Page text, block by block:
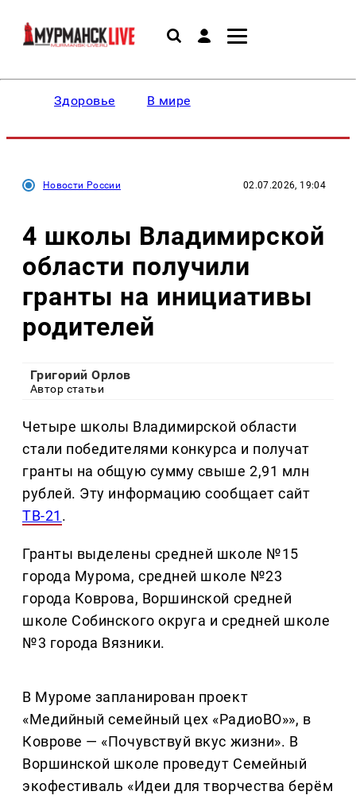
Здоровье В мире
Новости России 02.07.2026, 19:04
4 школы Владимирской
области получили
гранты на инициативы
родителей
Григорий Орлов
Автор статьи
Четыре школы Владимирской области
стали победителями конкурса и получат
гранты на общую сумму свыше 2,91 млн
рублей. Эту информацию сообщает сайт
ТВ-21 .
Гранты выделены средней школе №15
города Мурома, средней школе №23
города Коврова, Воршинской средней
школе Собинского округа и средней школе
№3 города Вязники.
В Муроме запланирован проект
«Медийный семейный цех «РадиоВО»», в
Коврове — «Почувствуй вкус жизни». В
Воршинской школе проведут Семейный
экофестиваль «Идеи для творчества берём